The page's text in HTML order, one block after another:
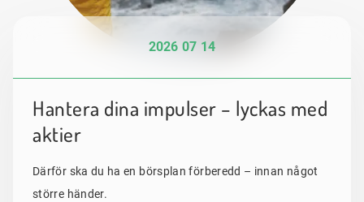
2026 07 14
Hantera dina impulser – lyckas med
aktier
Därför ska du ha en börsplan förberedd – innan något
större händer.